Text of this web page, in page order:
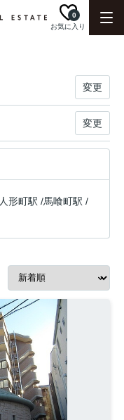
お気に入り
0
変更
変更
人形町駅 /馬喰町駅 /